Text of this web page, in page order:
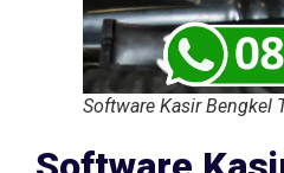
Software Kasir Bengkel